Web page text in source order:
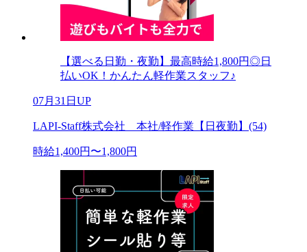
【選べる日勤・夜勤】最高時給1,800円◎日
払いOK！かんたん軽作業スタッフ♪
07月31日UP
LAPI-Staff株式会社 本社/軽作業【日夜勤】(54)
時給1,400円〜1,800円